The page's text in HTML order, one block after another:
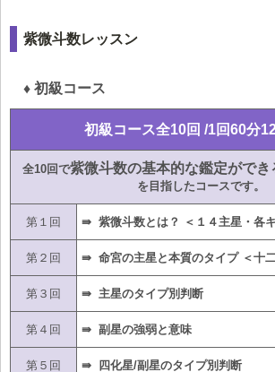
紫微斗数レッスン
♦ 初級コース
初級コース全10回 /1回60分
全10回で紫微斗数の基本的な鑑定ができ
を目指したコースです。
第１回 ⇛ 紫微斗数とは？ ＜１４主星・各
第２回 ⇛ 命宮の主星と本質のタイプ ＜十
第３回 ⇛ 主星のタイプ別判断
第４回 ⇛ 副星の強弱と意味
第５回 ⇛ 四化星/副星のタイプ別判断